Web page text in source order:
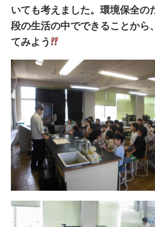
いても考えました。環境保全の
段の生活の中でできることから
てみよう